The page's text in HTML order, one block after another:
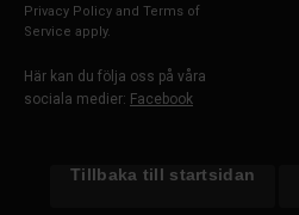
Privacy Policy and Terms of
Service apply.
Här kan du följa oss på våra
sociala medier: Facebook
Tillbaka till startsidan